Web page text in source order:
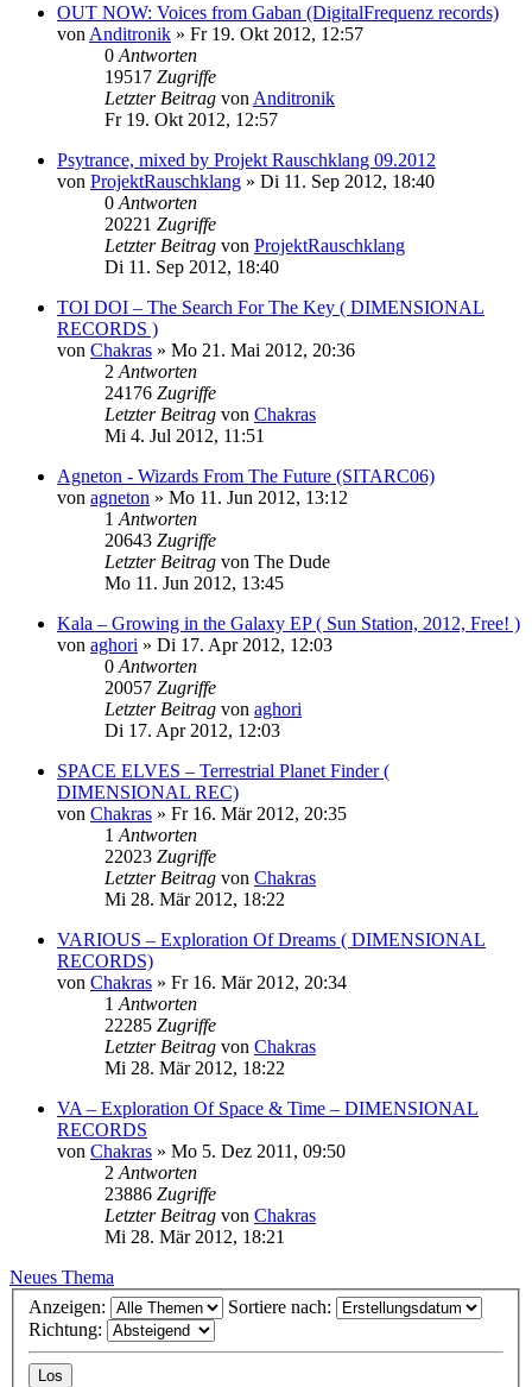
OUT NOW: Voices from Gaban (DigitalFrequenz records)
von Anditronik » Fr 19. Okt 2012, 12:57
0 Antworten
19517 Zugriffe
Letzter Beitrag von Anditronik
Fr 19. Okt 2012, 12:57
Psytrance, mixed by Projekt Rauschklang 09.2012
von ProjektRauschklang » Di 11. Sep 2012, 18:40
0 Antworten
20221 Zugriffe
Letzter Beitrag von ProjektRauschklang
Di 11. Sep 2012, 18:40
TOI DOI – The Search For The Key ( DIMENSIONAL
RECORDS )
von Chakras » Mo 21. Mai 2012, 20:36
2 Antworten
24176 Zugriffe
Letzter Beitrag von Chakras
Mi 4. Jul 2012, 11:51
Agneton - Wizards From The Future (SITARC06)
von agneton » Mo 11. Jun 2012, 13:12
1 Antworten
20643 Zugriffe
Letzter Beitrag von The Dude
Mo 11. Jun 2012, 13:45
Kala – Growing in the Galaxy EP ( Sun Station, 2012, Free! )
von aghori » Di 17. Apr 2012, 12:03
0 Antworten
20057 Zugriffe
Letzter Beitrag von aghori
Di 17. Apr 2012, 12:03
SPACE ELVES – Terrestrial Planet Finder (
DIMENSIONAL REC)
von Chakras » Fr 16. Mär 2012, 20:35
1 Antworten
22023 Zugriffe
Letzter Beitrag von Chakras
Mi 28. Mär 2012, 18:22
VARIOUS – Exploration Of Dreams ( DIMENSIONAL
RECORDS)
von Chakras » Fr 16. Mär 2012, 20:34
1 Antworten
22285 Zugriffe
Letzter Beitrag von Chakras
Mi 28. Mär 2012, 18:22
VA – Exploration Of Space & Time – DIMENSIONAL
RECORDS
von Chakras » Mo 5. Dez 2011, 09:50
2 Antworten
23886 Zugriffe
Letzter Beitrag von Chakras
Mi 28. Mär 2012, 18:21
Neues Thema
Anzeigen:
Sortiere nach:
Richtung: